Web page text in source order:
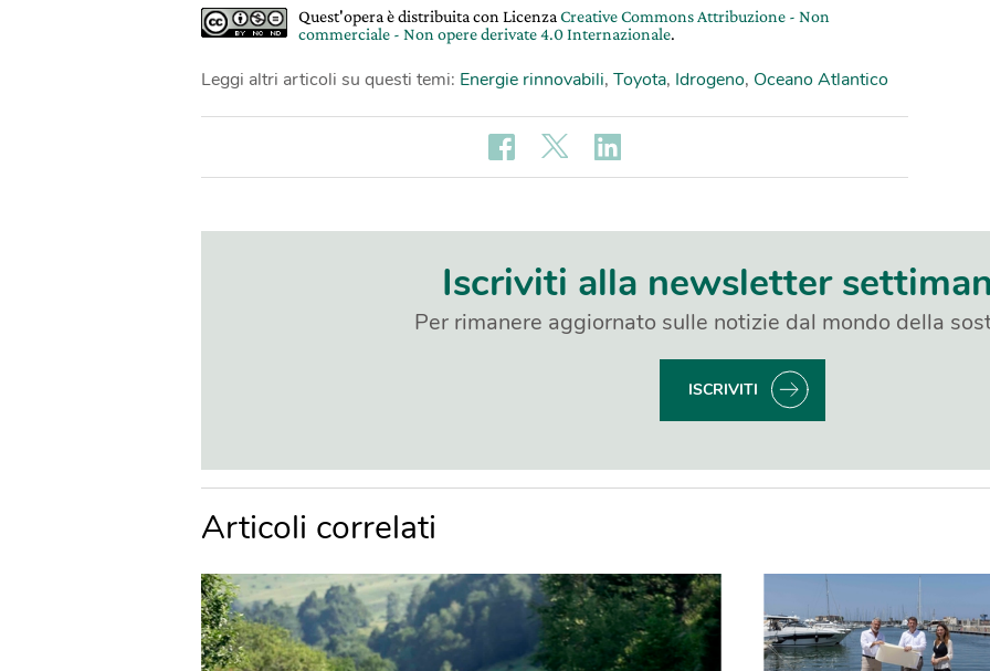
Quest'opera è distribuita con Licenza Creative Commons Attribuzione - Non
commerciale - Non opere derivate 4.0 Internazionale.
Leggi altri articoli su questi temi: Energie rinnovabili, Toyota, Idrogeno, Oceano Atlantico
Iscriviti alla newsletter
Per rimanere aggiornato sulle notizie dal mondo della
ISCRIVITI
Articoli correlati